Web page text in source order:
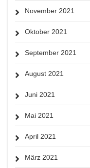
November 2021
Oktober 2021
September 2021
August 2021
Juni 2021
Mai 2021
April 2021
März 2021